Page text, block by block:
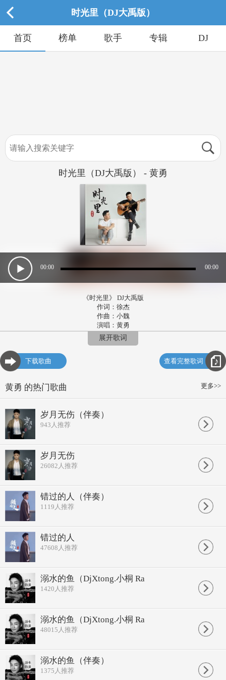
时光里（DJ大禹版）
首页 榜单 歌手 专辑 DJ
时光里（DJ大禹版） - 黄勇
00:00 00:00
《时光里》 DJ大禹版
作词：徐杰
作曲：小魏
演唱：黄勇
编曲：张亮
制作人：张亮
发行公司：杭州回声文化艺术策划有限公司
有些人啊 以为长久 中途却散了
摊开手掌 才发现 紧握的是 空的
有些爱呀 明知有毒 还是去喝了
有些恨呀 瓜葛交错 不觉已忘了
闭上眼睛 脑海里 平静到无 风波
故事终究 开花结果 归于尘土了
越长大 越明白 身后的 那几年
原来是命运 设局的 一层一层铺垫
欲望很近 梦想很远 有取舍方能实现
遗憾着自己 被现实 一点一点改变
有些爱呀 明知有毒 还是去喝了
故事终究 开花结果 归于尘土了
时光太瘦 指缝太宽 漏去的不可逆转
越长大 越明白 身后的 那几年
原来是命运 设局的 一层一层铺垫
人生很长 缘分很短 错过的不可逆转
欲望很近 梦想很远 有取舍方能实现
时光太瘦 指缝太宽 漏去的不可逆转
伤口太深 疤痕太浅 过往被风轻云淡
展开歌词
下载歌曲 查看完整歌词
更多>>
黄勇 的热门歌曲
岁月无伤（伴奏）
943 人推荐
岁月无伤
26082 人推荐
错过的人（伴奏）
1119 人推荐
错过的人
47608 人推荐
溺水的鱼（DjXtong.小桐 Ra
1420 人推荐
溺水的鱼（DjXtong.小桐 Ra
48015 人推荐
溺水的鱼（伴奏）
1375 人推荐